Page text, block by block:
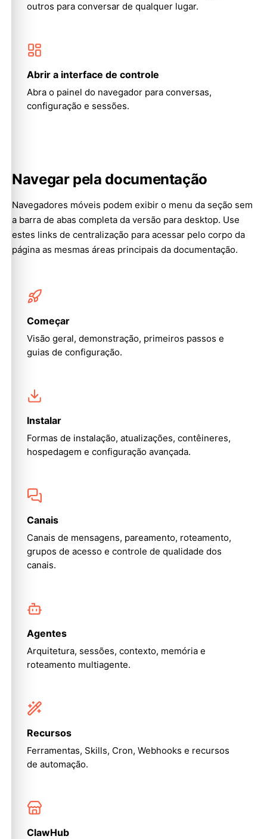
outros para conversar de qualquer lugar.
Abrir a interface de controle
Abra o painel do navegador para conversas,
configuração e sessões.
Navegar pela documentação
Navegadores móveis podem exibir o menu da seção sem
a barra de abas completa da versão para desktop. Use
estes links de centralização para acessar pelo corpo da
página as mesmas áreas principais da documentação.
Começar
Visão geral, demonstração, primeiros passos e
guias de configuração.
Instalar
Formas de instalação, atualizações, contêineres,
hospedagem e configuração avançada.
Canais
Canais de mensagens, pareamento, roteamento,
grupos de acesso e controle de qualidade dos
canais.
Agentes
Arquitetura, sessões, contexto, memória e
roteamento multiagente.
Recursos
Ferramentas, Skills, Cron, Webhooks e recursos
de automação.
ClawHub